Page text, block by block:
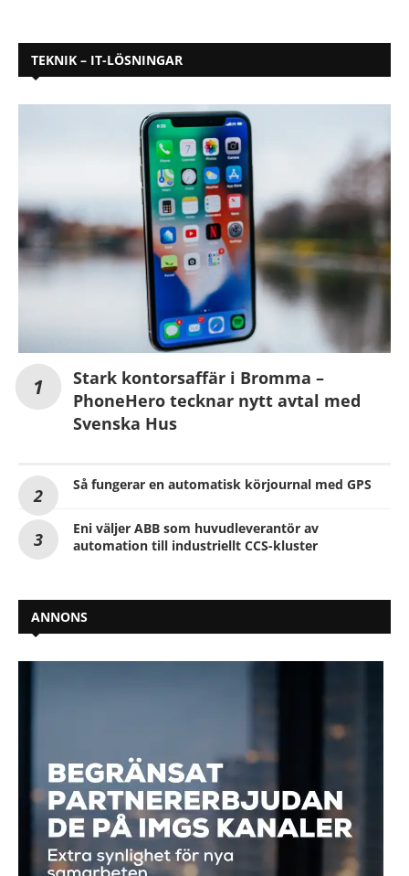
TEKNIK – IT-LÖSNINGAR
Stark kontorsaffär i Bromma –
PhoneHero tecknar nytt avtal med
Svenska Hus
Så fungerar en automatisk körjournal med GPS
Eni väljer ABB som huvudleverantör av
automation till industriellt CCS-kluster
ANNONS